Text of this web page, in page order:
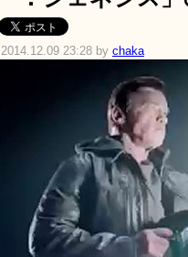
2014.12.09 23:28 by chaka